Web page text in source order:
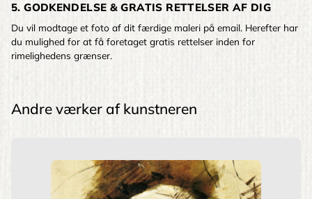
5. GODKENDELSE & GRATIS RETTELSER AF DIG
Du vil modtage et foto af dit færdige maleri på email. Herefter har
du mulighed for at få foretaget gratis rettelser inden for
rimelighedens grænser.
Andre værker af kunstneren